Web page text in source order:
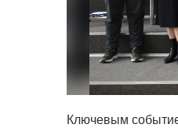
Ключевым